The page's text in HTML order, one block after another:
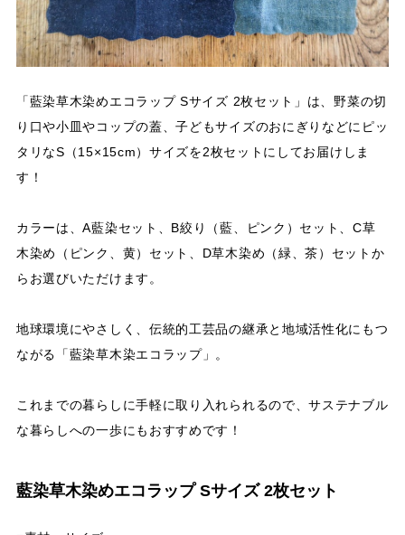
「藍染草木染めエコラップ Sサイズ 2枚セット」は、野菜の切
り口や小皿やコップの蓋、子どもサイズのおにぎりなどにピッ
タリなS（15×15cm）サイズを2枚セットにしてお届けしま
す！
カラーは、A藍染セット、B絞り（藍、ピンク）セット、C草
木染め（ピンク、黄）セット、D草木染め（緑、茶）セットか
らお選びいただけます。
地球環境にやさしく、伝統的工芸品の継承と地域活性化にもつ
ながる「藍染草木染エコラップ」。
これまでの暮らしに手軽に取り入れられるので、サステナブル
な暮らしへの一歩にもおすすめです！
藍染草木染めエコラップ Sサイズ 2枚セット